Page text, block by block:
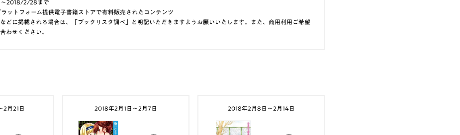
2018/2/28まで
ットフォーム提供電子書籍ストアで有料販売されたコンテンツ
どに掲載される場合は、「ブックリスタ調べ」と明記いただきますようお願いいたします。また、商用利用ご希望
わせください。
2月21日 2018年2月8日〜2月14日
2018年2月1日〜2月7日